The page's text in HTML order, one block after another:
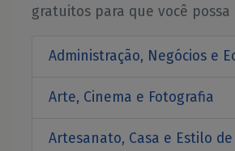
gratuitos para que você possa
Administração, Negócios e
Arte, Cinema e Fotografia
Artesanato, Casa e Estilo